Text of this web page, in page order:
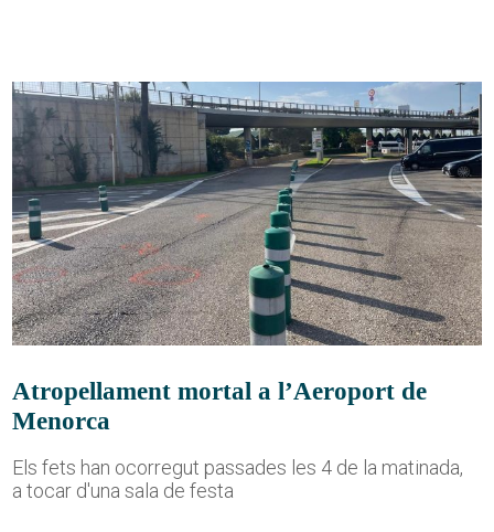
Atropellament mortal a l’Aeroport de
Menorca
Els fets han ocorregut passades les 4 de la matinada,
a tocar d'una sala de festa